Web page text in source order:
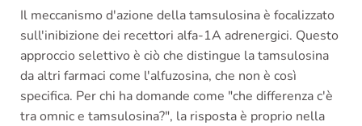
Il meccanismo d'azione della tamsulosina è focalizzato
sull'inibizione dei recettori alfa-1A adrenergici. Questo
approccio selettivo è ciò che distingue la tamsulosina
da altri farmaci come l'alfuzosina, che non è così
specifica. Per chi ha domande come "che differenza c'è
tra omnic e tamsulosina?", la risposta è proprio nella